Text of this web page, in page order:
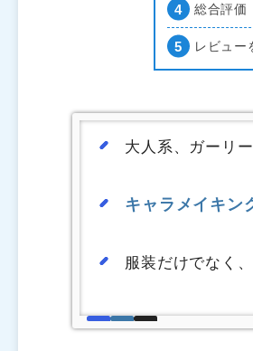
総合評価
レビュー
大人系、ガーリ
キャラメイキン
服装だけでなく